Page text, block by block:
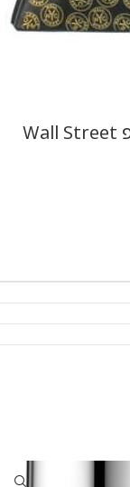
בונד וואל סטריט מס’ 9 100 מ”ל א.ד.פ Wall Street